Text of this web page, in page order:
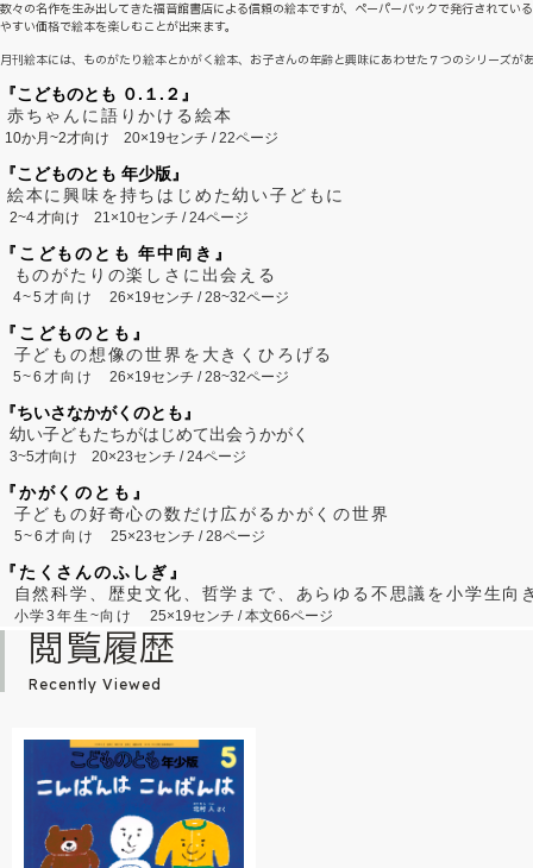
数々の名作を生み出してきた福音館書店による信頼の絵本ですが、ペーパーバックで発行されてい
やすい価格で絵本を楽しむことが出来ます。
月刊絵本には、ものがたり絵本とかがく絵本、お子さんの年齢と興味にあわせた７つのシリーズが
『こどものとも ０.１.２』
赤ちゃんに語りかける絵本
10か月~2才向け 20×19センチ / 22ページ
『こどものとも 年少版』
絵本に興味を持ちはじめた幼い子どもに
2~4才向け 21×10センチ / 24ページ
『こどものとも 年中向き』
ものがたりの楽しさに出会える
4~5才向け26×19センチ / 28~32ページ
『こどものとも』
子どもの想像の世界を大きくひろげる
5~6才向け26×19センチ / 28~32ページ
『ちいさなかがくのとも』
幼い子どもたちがはじめて出会うかがく
3~5才向け 20×23センチ / 24ページ
『かがくのとも』
子どもの好奇心の数だけ広がるかがくの世界
5~6才向け25×23センチ / 28ページ
『たくさんのふしぎ』
自然科学、歴史文化、哲学まで、あらゆる不思議を小学生向
小学3年生~向け 25×19センチ / 本文66ページ
閲覧履歴
Recently Viewed